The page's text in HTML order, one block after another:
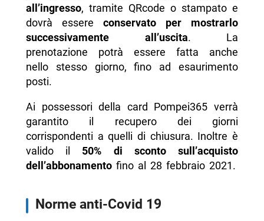
all’ingresso, tramite QRcode o stampato e
dovrà essere conservato per mostrarlo
successivamente all’uscita. La
prenotazione potrà essere fatta anche
nello stesso giorno, fino ad esaurimento
posti.
Ai possessori della card Pompei365 verrà
garantito il recupero dei giorni
corrispondenti a quelli di chiusura. Inoltre è
valido il
50% di sconto sull’acquisto
dell’abbonamentofino al 28 febbraio 2021.
Norme anti-Covid 19